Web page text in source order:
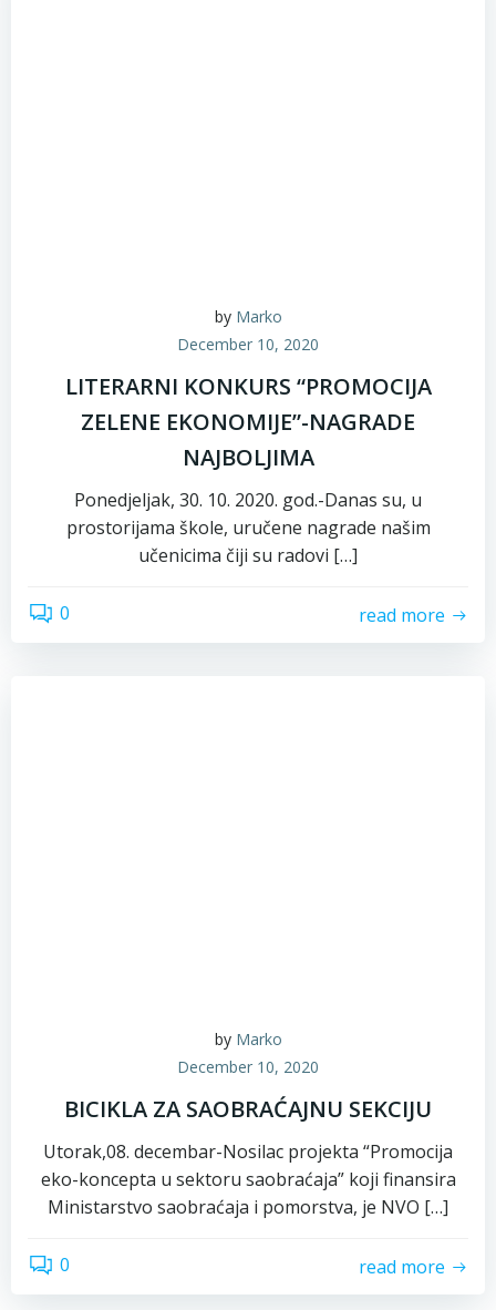
by Marko
December 10, 2020
LITERARNI KONKURS “PROMOCIJA
ZELENE EKONOMIJE”-NAGRADE
NAJBOLJIMA
Ponedjeljak, 30. 10. 2020. god.-Danas su, u
prostorijama škole, uručene nagrade našim
učenicima čiji su radovi […]
0 read more
by Marko
December 10, 2020
BICIKLA ZA SAOBRAĆAJNU SEKCIJU
Utorak,08. decembar-Nosilac projekta “Promocija
eko-koncepta u sektoru saobraćaja” koji finansira
Ministarstvo saobraćaja i pomorstva, je NVO […]
0 read more